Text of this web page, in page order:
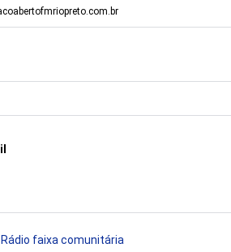
Rádio faixa comunitária